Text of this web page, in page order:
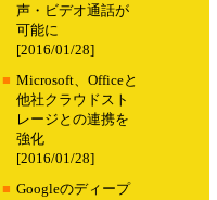
声・ビデオ通話が
可能に
[2016/01/28]
■ Microsoft、Officeと
他社クラウドスト
レージとの連携を
強化
[2016/01/28]
■ Googleのディープ